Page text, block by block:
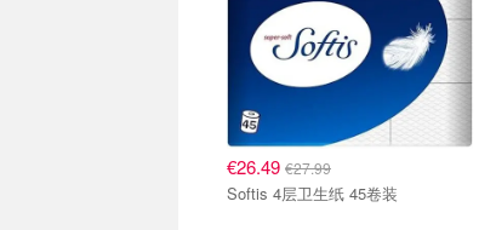
€26.49 €27.99
Softis 4层卫生纸 45卷装